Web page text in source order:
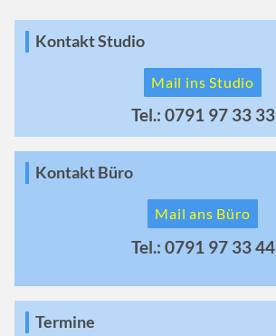
Kontakt Studio
Mail ins Studio
Tel.: 0791 97 33 33
Kontakt Büro
Mail ans Büro
Tel.: 0791 97 33 44
Termine